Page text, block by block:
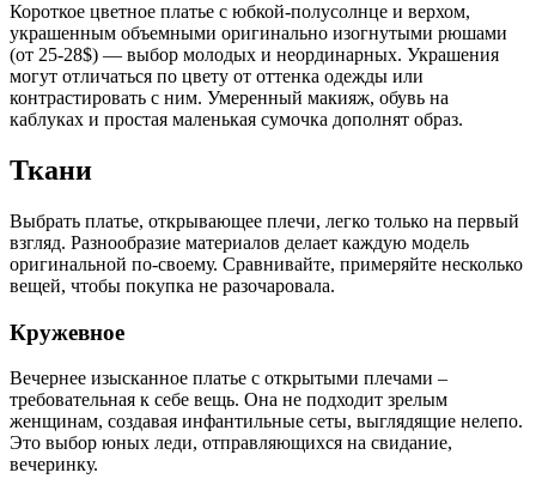
Короткое цветное платье с юбкой-полусолнце и верхом,
украшенным объемными оригинально изогнутыми рюшами
(от 25-28$) — выбор молодых и неординарных. Украшения
могут отличаться по цвету от оттенка одежды или
контрастировать с ним. Умеренный макияж, обувь на
каблуках и простая маленькая сумочка дополнят образ.
Ткани
Выбрать платье, открывающее плечи, легко только на первый
взгляд. Разнообразие материалов делает каждую модель
оригинальной по-своему. Сравнивайте, примеряйте несколько
вещей, чтобы покупка не разочаровала.
Кружевное
Вечернее изысканное платье с открытыми плечами –
требовательная к себе вещь. Она не подходит зрелым
женщинам, создавая инфантильные сеты, выглядящие нелепо.
Это выбор юных леди, отправляющихся на свидание,
вечеринку.